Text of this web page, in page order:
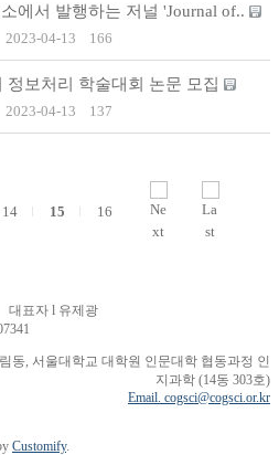
에서 발행하는 저널 'Journal of..
2023-04-13 166
정보처리 학술대회 논문 모집
2023-04-13 137
14 15 16
대표자 l 유제광
동, 서울대학교 대학원 인문대학 협동과정 인
지과학 (14동 303호)
Email. cogsci@cogsci.or.kr
Customify.